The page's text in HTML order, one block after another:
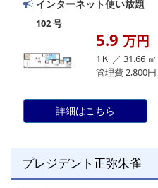
インターネット使い放題
102 号
5.9 万円
1Ｋ ／ 31.66 ㎡
管理費 2,800
詳細はこちら
プレジデント正弥朱雀